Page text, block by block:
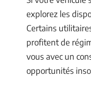
explorez les
Certains
profitent de
vous avec un
opportunités